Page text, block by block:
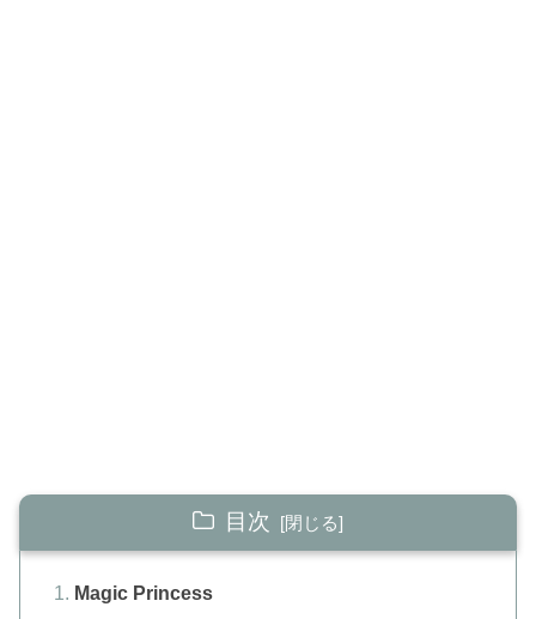
目次
Magic Princess